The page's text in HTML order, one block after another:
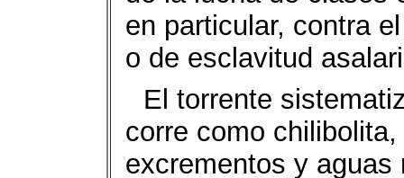
en particular, contra
o de esclavitud
El torrente
corre como
excrementos y